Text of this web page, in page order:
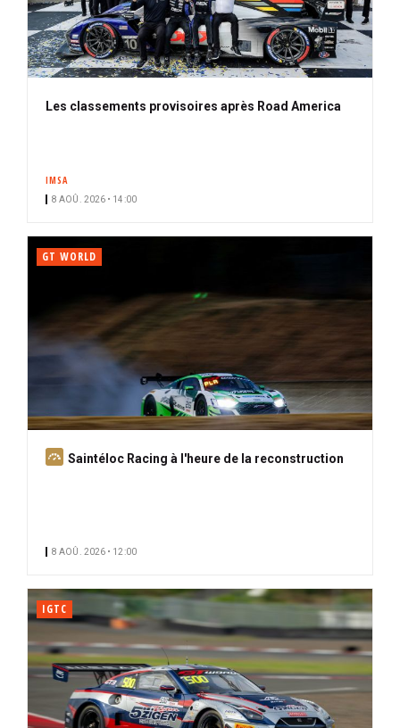
Les classements provisoires après Road America
IMSA
8 AOÛ. 2026 • 14:00
GT WORLD
A
Saintéloc Racing à l'heure de la reconstruction
8 AOÛ. 2026 • 12:00
IGTC